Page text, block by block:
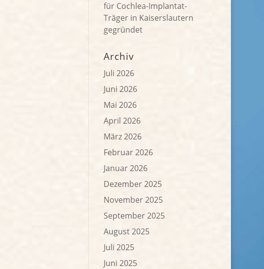
für Cochlea-Implantat-
Träger in Kaiserslautern
gegründet
Archiv
Juli 2026
Juni 2026
Mai 2026
April 2026
März 2026
Februar 2026
Januar 2026
Dezember 2025
November 2025
September 2025
August 2025
Juli 2025
Juni 2025